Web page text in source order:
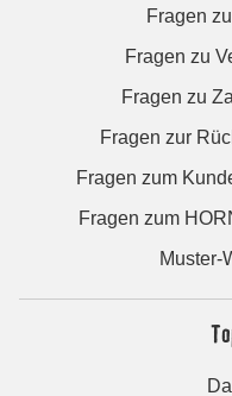
Fragen
Fragen zu
Fragen zu
Fragen zur
Fragen zum
Fragen zum
Muster-